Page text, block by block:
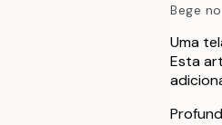
Bege
Uma
Esta